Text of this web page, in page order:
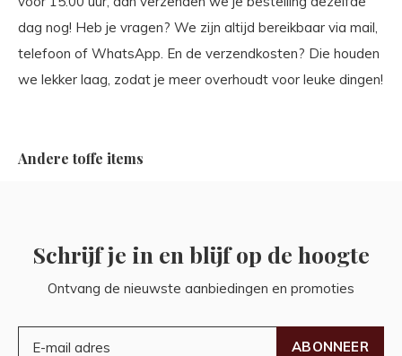
dag nog! Heb je vragen? We zijn altijd bereikbaar via mail,
telefoon of WhatsApp. En de verzendkosten? Die houden
we lekker laag, zodat je meer overhoudt voor leuke dingen!
Andere toffe items
Schrijf je in en blijf op de hoogte
Ontvang de nieuwste aanbiedingen en promoties
ABONNEER